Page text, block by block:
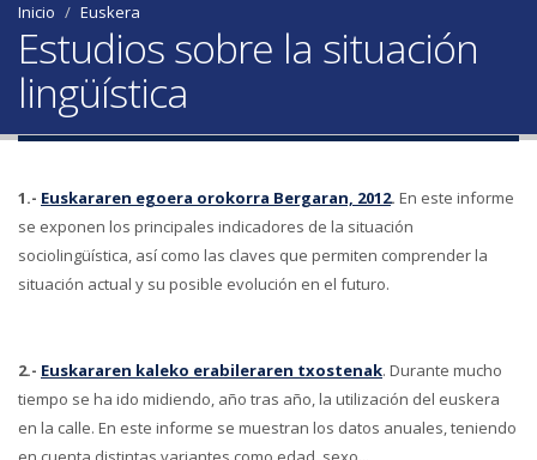
Inicio Euskera
Estudios sobre la situación
lingüística
1.- Euskararen egoera orokorra Bergaran, 2012. En este informe
se exponen los principales indicadores de la situación
sociolingüística, así como las claves que permiten comprender la
situación actual y su posible evolución en el futuro.
2.- Euskararen kaleko erabileraren txostenak. Durante mucho
tiempo se ha ido midiendo, año tras año, la utilización del euskera
en la calle. En este informe se muestran los datos anuales, teniendo